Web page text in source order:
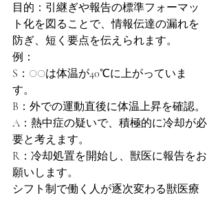
目的：引継ぎや報告の標準フォーマッ
ト化を図ることで、情報伝達の漏れを
防ぎ、短く要点を伝えられます。
例：
S：○○は体温が40℃に上がっていま
す。
B：外での運動直後に体温上昇を確認。
A：熱中症の疑いで、積極的に冷却が必
要と考えます。
R：冷却処置を開始し、獣医に報告をお
願いします。
シフト制で働く人が逐次変わる獣医療